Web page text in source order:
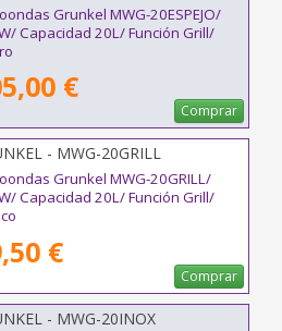
Grunkel MWG-20ESPEJO/
Capacidad 20L/ Función Grill/
€
Comprar
- MWG-20GRILL
Grunkel MWG-20GRILL/
Capacidad 20L/ Función Grill/
€
Comprar
- MWG-20INOX